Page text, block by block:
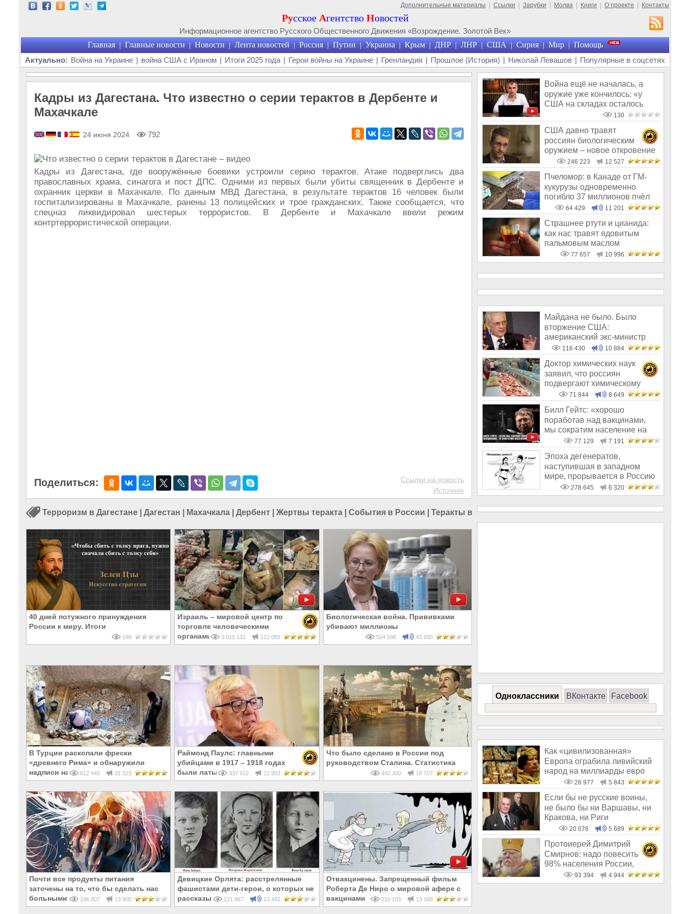
Дополнительные материалы Ссылки Зарубки Молва Книги О проекте Контакты
Русское Агентство Новостей
Информационное агентство Русского Общественного Движения «Возрождение. Золотой Век»
Главная | Главные новости | Новости | Лента новостей | Россия | Путин | Украина | Крым | ДНР | ЛНР | США | Сирия | Мир | Помощь
Актуально: Война на Украине | война США с Ираном | Итоги 2025 года | Герои войны на Украине | Гренландия | Прошлое (История) | Николай Левашов | Популярные в соцсетях
Кадры из Дагестана. Что известно о серии терактов в Дербенте и
Махачкале
24 июня 2024 792
Кадры из Дагестана, где вооружённые боевики устроили серию терактов. Атаке подверглись два
православных храма, синагога и пост ДПС. Одними из первых были убиты священник в Дербенте и
охранник церкви в Махачкале. По данным МВД Дагестана, в результате терактов 16 человек были
госпитализированы в Махачкале, ранены 13 полицейских и трое гражданских. Также сообщается, что
спецназ ликвидировал шестерых террористов. В Дербенте и Махачкале ввели режим
контртеррористической операции.
Поделиться:
Ссылки на новость
Источник
Терроризм в Дагестане Дагестан Махачкала Дербент Жертвы теракта События в России Теракты в России|Терроризм в России
40 дней потужного принуждения
России к миру. Итоги
198
Израиль – мировой центр по
торговле человеческими
органами
3 015 131 111 055
Биологическая война. Прививками
убивают миллионы
504 598 43 650
В Турции раскопали фрески
«древнего Рима» и обнаружили
надписи на Русском!
612 445 31 323
Раймонд Паулс: главными
убийцами в 1917 – 1918 годах
были латыши и евреи, а не русские
337 912 21 903
Что было сделано в России под
руководством Сталина. Статистика
442 300 18 707
Почти все продукты питания
заточены на то, что бы сделать нас
больными и бесплодными
196 007 13 900
Девицкие Орлята: расстрелянные
фашистами дети-герои, о которых не
рассказывают в школе
121 867 13 492
Отвакцинены. Запрещенный фильм
Роберта Де Ниро о мировой афере с
вакцинами
210 155 13 168
Война ещё не началась, а
оружие уже кончилось: «у
США на складах осталось
130
США давно травят
россиян биологическим
оружием – новое откровение
Эдварда Сноудена
246 223 12 527
Пчеломор: в Канаде от ГМ-
кукурузы одновременно
погибло 37 миллионов пчёл
64 429 11 201
Страшнее ртути и цианида:
как нас травят ядовитым
пальмовым маслом
77 657 10 996
Майдана не было. Было
вторжение США:
американский экс-министр
написал открытое пись
116 430 10 884
Доктор химических наук
заявил, что россиян
подвергают химическому
геноциду71 844 8 649
Билл Гейтс: «хорошо
поработав над вакцинами,
мы сократим население на
10-15%»77 129 7 191
Эпоха дегенератов,
наступившая в западном
мире, прорывается в Россию
278 645 6 320
Одноклассники ВКонтакте Facebook
Как «цивилизованная»
Европа ограбила ливийский
народ на миллиарды евро
28 977 5 843
Если бы не русские воины,
не было бы ни Варшавы, ни
Кракова, ни Риги
20 076 5 689
Протоиерей Димитрий
Смирнов: надо повесить
98% населения России,
чтобы восторжество
93 394 4 944